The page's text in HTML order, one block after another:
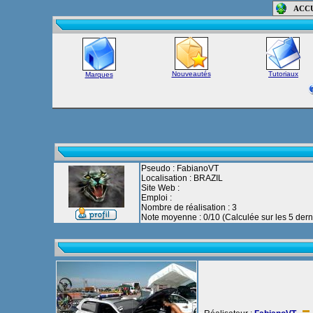
Marques Nouveautés Tutoriaux
Pseudo : FabianoVT
Localisation : BRAZIL
Site Web :
Emploi :
Nombre de réalisation : 3
Note moyenne : 0/10 (Calculée sur les 5